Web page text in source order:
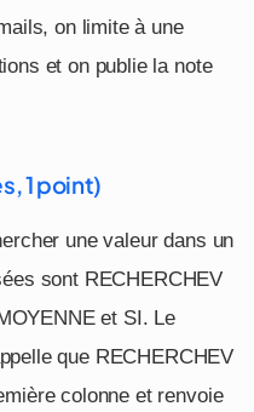
on limite à une
et on publie la note
1 point)
une valeur dans un
sont RECHERCHEV
et SI. Le
que RECHERCHEV
colonne et renvoie